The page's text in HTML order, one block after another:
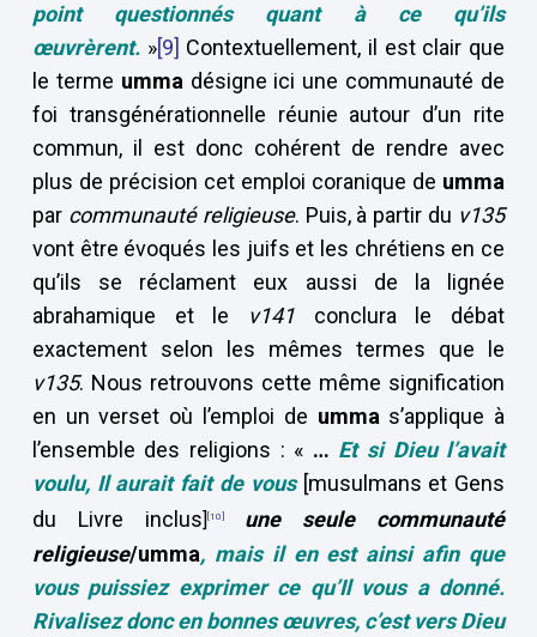
point questionnés quant à ce qu’ils
œuvrèrent.»[9] Contextuellement, il est clair que
le terme umma désigne ici une communauté de
foi transgénérationnelle réunie autour d’un rite
commun, il est donc cohérent de rendre avec
plus de précision cet emploi coranique de umma
par communauté religieuse. Puis, à partir du v135
vont être évoqués les juifs et les chrétiens en ce
qu’ils se réclament eux aussi de la lignée
abrahamique et le v141 conclura le débat
exactement selon les mêmes termes que le
v135. Nous retrouvons cette même signification
en un verset où l’emploi de umma s’applique à
l’ensemble des religions : « … Et si Dieu l’avait
voulu, Il aurait fait de vous [musulmans et Gens
du Livre inclus
[10]
une seule communauté
religieuse/umma, mais il en est ainsi afin que
vous puissiez exprimer ce qu’Il vous a donné.
Rivalisez donc en bonnes œuvres, c’est vers Dieu